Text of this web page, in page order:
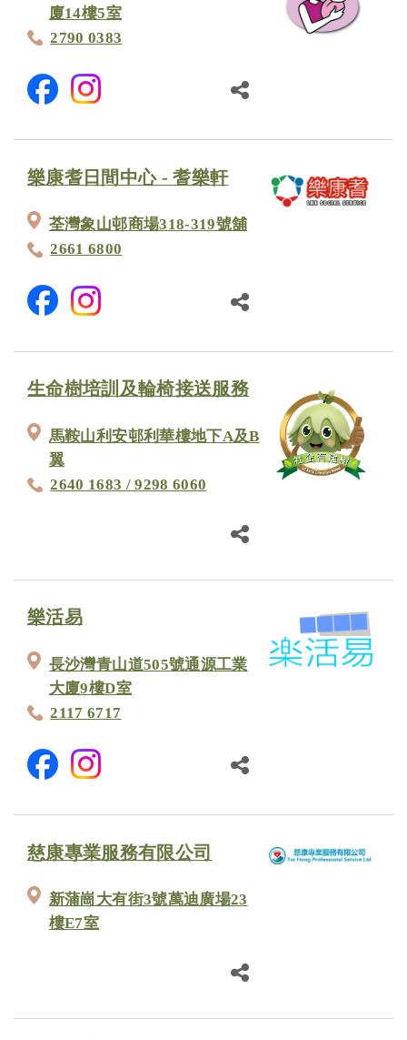
廈14樓5室
2790 0383
樂康耆日間中心 - 耆樂軒
荃灣象山邨商場318-319號舖
2661 6800
生命樹培訓及輪椅接送服務
馬鞍山利安邨利華樓地下A及B
翼
2640 1683 / 9298 6060
樂活易
長沙灣青山道505號通源工業
大廈9樓D室
2117 6717
慈康專業服務有限公司
新蒲崗大有街3號萬迪廣場23
樓E7室